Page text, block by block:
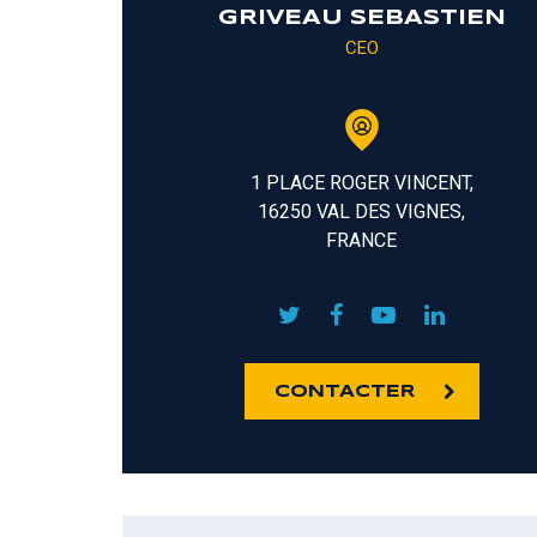
GRIVEAU SEBASTIEN
CEO
1 PLACE ROGER VINCENT,
16250 VAL DES VIGNES,
FRANCE
CONTACTER